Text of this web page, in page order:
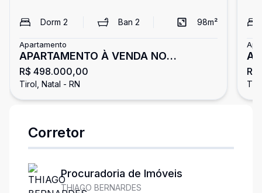
Dorm 2 Ban2 98m²
Apartamento
APARTAMENTO À VENDA NO
RESIDENCIAL THERRA LUNA
R$ 498.000,00
Tirol, Natal - RN
Corretor
Procuradoria de Imóveis
THIAGO BERNARDES